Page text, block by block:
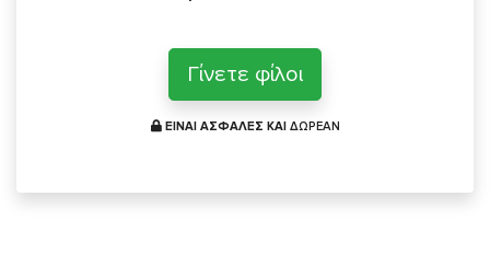
Γίνετε φίλοι
ΕΙΝΑΙ ΑΣΦΑΛΕΣ ΚΑΙ ΔΩΡΕΑΝ